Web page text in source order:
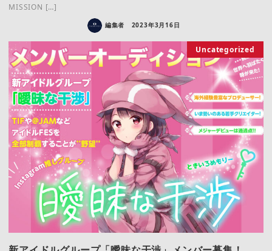
MISSION […]
編集者 2023年3月16日
Uncategorized